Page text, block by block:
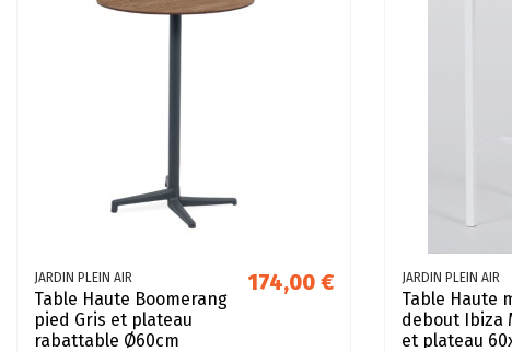
JARDIN PLEIN AIR
Table Haute Boomerang
pied Gris et plateau
rabattable Ø60cm
174,00 € JARDIN PLEIN AIR
Table Haute
debout Ibiza
et plateau